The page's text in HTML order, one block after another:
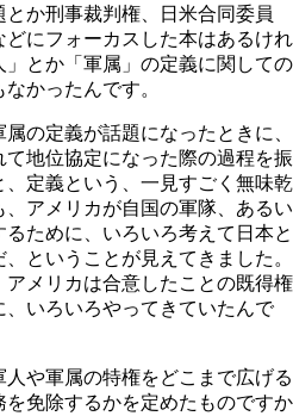
か刑事裁判権、日米合同委員
にフォーカスした本はあるけれ
とか「軍属」の定義に関しての
かったんです。
の定義が話題になったときに、
地位協定になった際の過程を振
定義という、一見すごく無味乾
アメリカが自国の軍隊、あるい
ために、いろいろ考えて日本と
ということが見えてきました。
メリカは合意したことの既得権
いろいろやってきていたんで
や軍属の特権をどこまで広げる
免除するかを定めたものですか